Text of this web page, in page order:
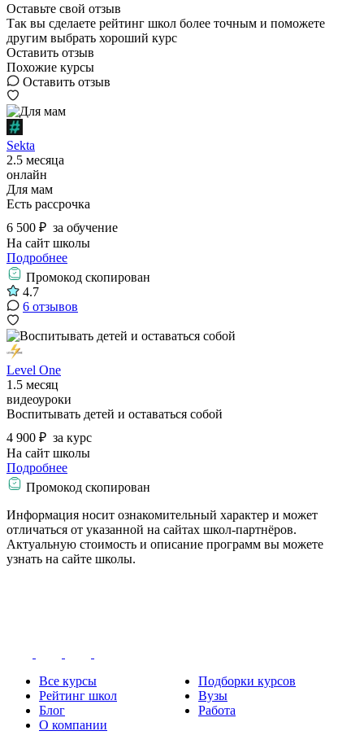
Оставьте свой отзыв
Так вы сделаете рейтинг школ более точным и поможете
другим выбрать хороший курс
Оставить отзыв
Похожие курсы
Оставить отзыв
Sekta
2.5 месяца
онлайн
Для мам
Есть рассрочка
6 500 ₽ за обучение
На сайт школы
Подробнее
Промокод скопирован
4.7
6 отзывов
Level One
1.5 месяц
видеоуроки
Воспитывать детей и оставаться собой
4 900 ₽ за курс
На сайт школы
Подробнее
Промокод скопирован
Информация носит ознакомительный характер и может
отличаться от указанной на сайтах школ-партнёров.
Актуальную стоимость и описание программ вы можете
узнать на сайте школы.
Все курсы
Подборки курсов
Рейтинг школ
Вузы
Блог
Работа
О компании